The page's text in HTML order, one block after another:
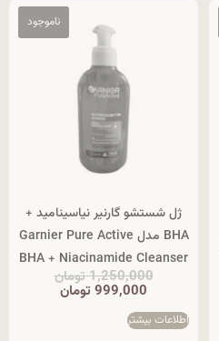
ژل شستشو گارنیر نیاسینامید +
BHA مدل Garnier Pure Active
BHA + Niacinamide Cleanser
1,250,000تومان
999,000 تومان
اطلاعات بیشتر